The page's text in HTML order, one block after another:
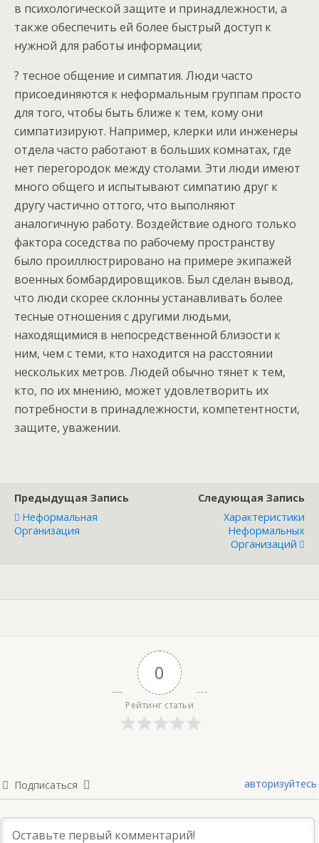
в психологической защите и принадлежности, а
также обеспечить ей более быстрый доступ к
нужной для работы информации;
? тесное общение и симпатия. Люди часто
присоединяются к неформальным группам просто
для того, чтобы быть ближе к тем, кому они
симпатизируют. Например, клерки или инженеры
отдела часто работают в больших комнатах, где
нет перегородок между столами. Эти люди имеют
много общего и испытывают симпатию друг к
другу частично оттого, что выполняют
аналогичную работу. Воздействие одного только
фактора соседства по рабочему пространству
было проиллюстрировано на примере экипажей
военных бомбардировщиков. Был сделан вывод,
что люди скорее склонны устанавливать более
тесные отношения с другими людьми,
находящимися в непосредственной близости к
ним, чем с теми, кто находится на расстоянии
нескольких метров. Людей обычно тянет к тем,
кто, по их мнению, может удовлетворить их
потребности в принадлежности, компетентности,
защите, уважении.
Предыдущая Запись
Неформальная
Организация
Следующая Запись
Характеристики
Неформальных
Организаций
0
Рейтинг статьи
Подписаться авторизуйтесь